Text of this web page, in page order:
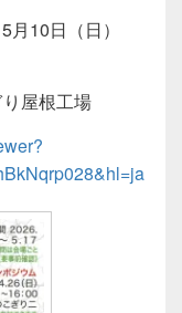
月10日（日）
屋根工場